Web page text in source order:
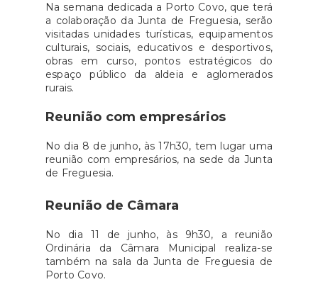
Na semana dedicada a Porto Covo, que terá
a colaboração da Junta de Freguesia, serão
visitadas unidades turísticas, equipamentos
culturais, sociais, educativos e desportivos,
obras em curso, pontos estratégicos do
espaço público da aldeia e aglomerados
rurais.
Reunião com empresários
No dia 8 de junho, às 17h30, tem lugar uma
reunião com empresários, na sede da Junta
de Freguesia.
Reunião de Câmara
No dia 11 de junho, às 9h30, a reunião
Ordinária da Câmara Municipal realiza-se
também na sala da Junta de Freguesia de
Porto Covo.